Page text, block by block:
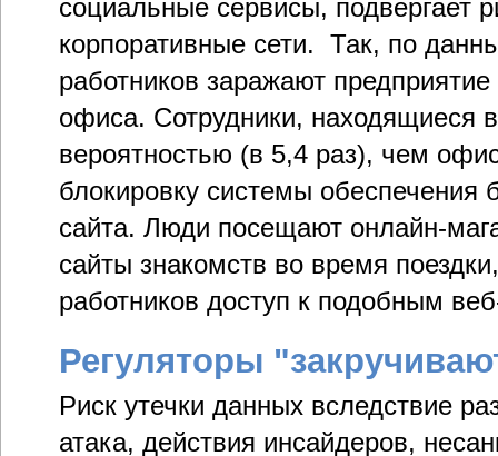
социальные сервисы, подвергает
корпоративные сети. Так, по
работников заражают
офиса. Сотрудники, находящиеся
вероятностью (в 5,4 раз), чем
блокировку системы обеспечения
сайта. Люди посещают онлайн-
сайты знакомств во время
работников доступ к подобным
Регуляторы
Риск утечки данных вследствие
атака, действия инсайдеров,